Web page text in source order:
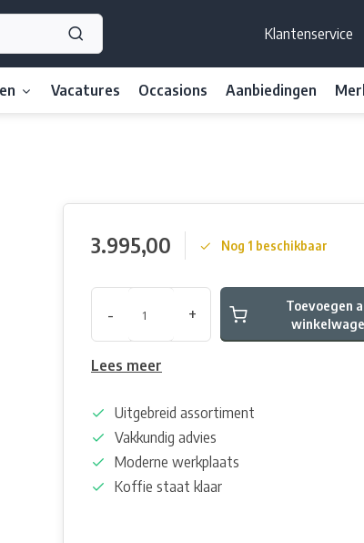
Klantenservice
Vacatures Occasions Aanbiedingen
3.995,00 Nog 1 beschikbaar
- +
Toevoegen
Lees meer
Uitgebreid assortiment
Vakkundig advies
Moderne werkplaats
Koffie staat klaar